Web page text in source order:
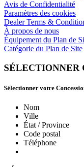
Avis de Confidentialité
Paramètres des cookies
Dealer Terms &
À propos de nous
Équipement du Plan de
Catégorie du Plan de Site
SÉLECTIONNER
Sélectionner votre
Nom
Ville
État / Province
Code postal
Téléphone